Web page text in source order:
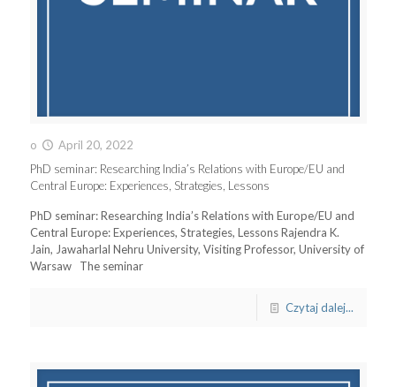
o
April 20, 2022
PhD seminar: Researching India’s Relations with Europe/EU and
Central Europe: Experiences, Strategies, Lessons
PhD seminar: Researching India’s Relations with Europe/EU and
Central Europe: Experiences, Strategies, Lessons Rajendra K.
Jain, Jawaharlal Nehru University, Visiting Professor, University of
Warsaw The seminar
Czytaj dalej...